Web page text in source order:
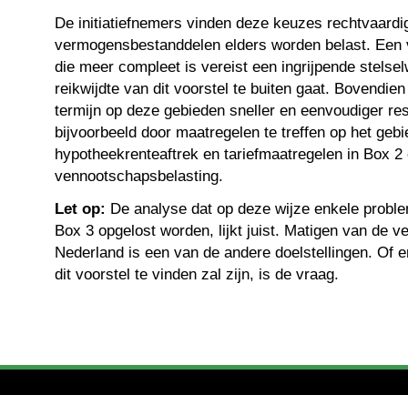
De initiatiefnemers vinden deze keuzes
vermogensbestanddelen elders worden belast.
die meer compleet is vereist een ingrijpende
reikwijdte van dit voorstel te buiten gaat.
termijn op deze gebieden sneller en eenvoudiger
bijvoorbeeld door maatregelen te treffen op het
hypotheekrenteaftrek en tariefmaatregelen in Box 2
vennootschapsbelasting.
Let op: De analyse dat op deze wijze enkele
Box 3 opgelost worden, lijkt juist. Matigen van de
Nederland is een van de andere doelstellingen. Of
dit voorstel te vinden zal zijn, is de vraag.